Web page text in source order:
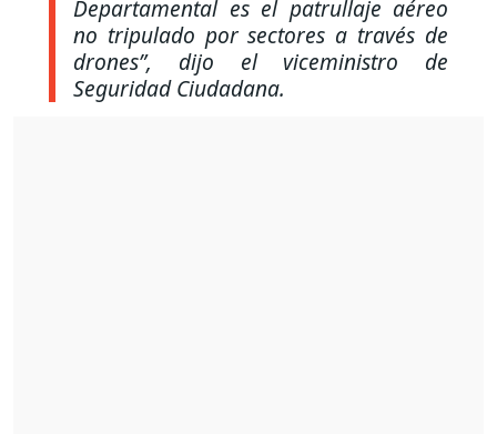
Departamental es el patrullaje aéreo
no tripulado por sectores a través de
drones”, dijo el viceministro de
Seguridad Ciudadana.